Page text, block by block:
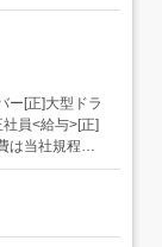
ー[正]大型ドラ
員<給与>[正]
当社規程内
日給12,000円
賞与あり(年2